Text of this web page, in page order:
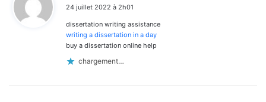
:
24 juillet 2022 à 2h01
dissertation writing assistance
writing a dissertation in a day
buy a dissertation online help
chargement…